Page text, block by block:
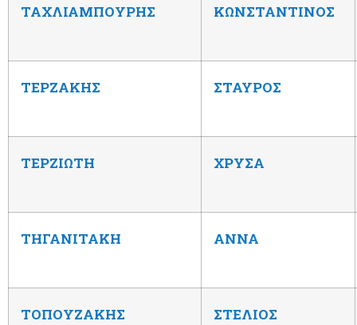
ΤΑΧΛΙΑΜΠΟΥΡΗΣ ΚΩΝΣΤΑΝΤΙΝΟΣ
ΤΕΡΖΑΚΗΣ ΣΤΑΥΡΟΣ
ΤΕΡΖΙΩΤΗ ΧΡΥΣΑ
ΤΗΓΑΝΙΤΑΚΗ ΑΝΝΑ
ΤΟΠΟΥΖΑΚΗΣ ΣΤΕΛΙΟΣ